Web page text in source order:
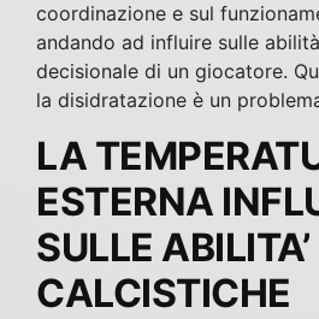
coordinazione e sul
andando ad influire sulle
decisionale di un giocatore.
la disidratazione è un
LA
ESTERNA
SULLE ABILITA’
CALCISTICHE